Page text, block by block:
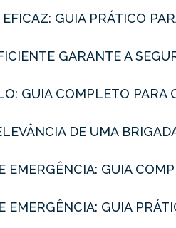
EFICAZ: GUIA PRÁTICO
GARANTE A
GUIA COMPLETO
DE UMA
EMERGÊNCIA: GUIA
EMERGÊNCIA: GUIA